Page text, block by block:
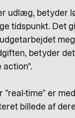
betyder
tidspunkt. Det
betyder
time” er
billede af